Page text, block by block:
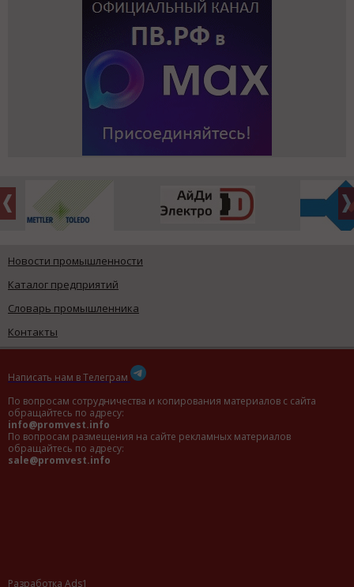
Новости промышленности
Каталог предприятий
Словарь промышленника
Контакты
Написать нам в Телеграм
По вопросам сотрудничества и копирования материалов с сайта
обращайтесь по адресу:
info@promvest.info
По вопросам размещения на сайте рекламных материалов
обращайтесь по адресу:
sale@promvest.info
Разработка Ads1